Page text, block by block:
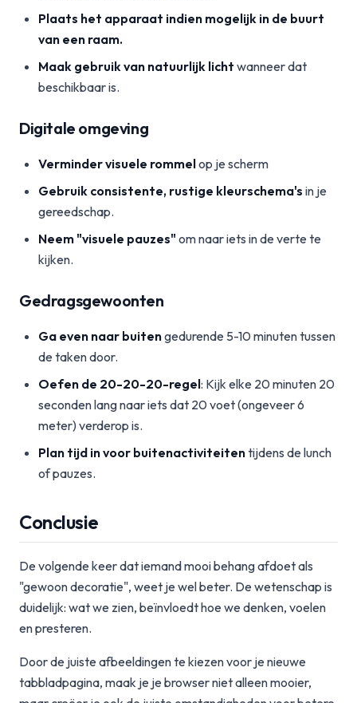
Plaats het apparaat indien mogelijk in de buurt
van een raam.
Maak gebruik van natuurlijk licht wanneer dat
beschikbaar is.
Digitale omgeving
Verminder visuele rommelop je scherm
Gebruik consistente, rustige kleurschema's in je
gereedschap.
Neem "visuele pauzes"om naar iets in de verte te
kijken.
Gedragsgewoonten
Ga even naar buitengedurende 5-10 minuten tussen
de taken door.
Oefen de 20-20-20-regel: Kijk elke 20 minuten 20
seconden lang naar iets dat 20 voet (ongeveer 6
meter) verderop is.
Plan tijd in voor buitenactiviteitentijdens de lunch
of pauzes.
Conclusie
De volgende keer dat iemand mooi behang afdoet als
"gewoon decoratie", weet je wel beter. De wetenschap is
duidelijk: wat we zien, beïnvloedt hoe we denken, voelen
en presteren.
Door de juiste afbeeldingen te kiezen voor je nieuwe
tabbladpagina, maak je je browser niet alleen mooier,